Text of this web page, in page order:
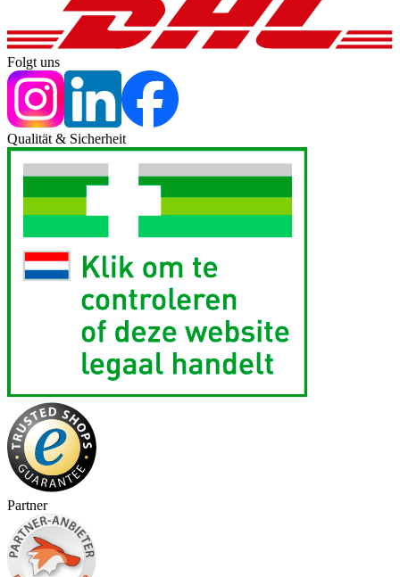
Folgt uns
Qualität & Sicherheit
Partner